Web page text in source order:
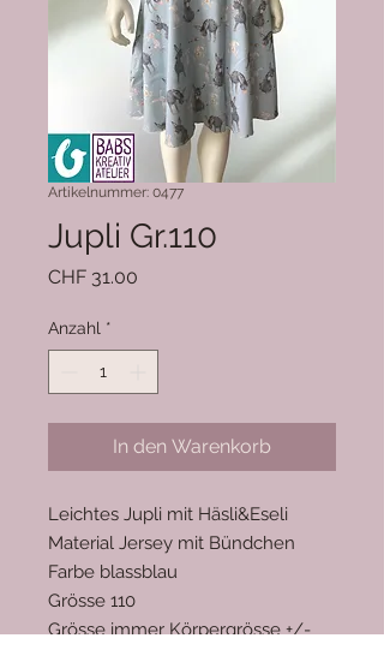
Artikelnummer: 0477
Jupli Gr.110
CHF 31.00
Anzahl *
In den Warenkorb
Leichtes Jupli mit Häsli&Eseli
Material Jersey mit Bündchen
Farbe blassblau
Grösse 110
Grösse immer Körpergrösse +/-